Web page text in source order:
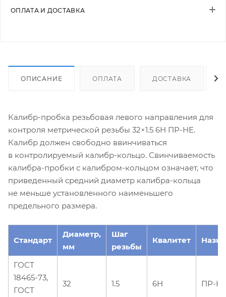
ОПЛАТА И ДОСТАВКА
ОПИСАНИЕ ОПЛАТА ДОСТАВКА
Калибр-пробка резьбовая левого направления для
контроля метрической резьбы 32×1.5 6Н ПР-НЕ.
Калибр должен свободно ввинчиваться
в контролируемый калибр-кольцо. Свинчиваемость
калибра-пробки с калибром-кольцом означает, что
приведенный средний диаметр калибра-кольца
не меньше установленного наименьшего
предельного размера.
Стандарт
Диаметр,
мм
Шаг
резьбы
Квалитет
ГОСТ
18465-73,
ГОСТ
32 1.5 6Н ПР-